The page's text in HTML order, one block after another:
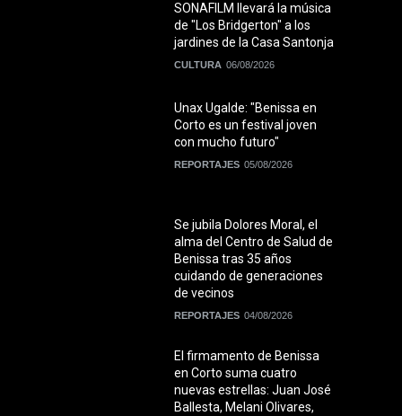
SONAFILM llevará la música
de "Los Bridgerton" a los
jardines de la Casa Santonja
CULTURA 06/08/2026
Unax Ugalde: "Benissa en
Corto es un festival joven
con mucho futuro"
REPORTAJES 05/08/2026
Se jubila Dolores Moral, el
alma del Centro de Salud de
Benissa tras 35 años
cuidando de generaciones
de vecinos
REPORTAJES 04/08/2026
El firmamento de Benissa
en Corto suma cuatro
nuevas estrellas: Juan José
Ballesta, Melani Olivares,